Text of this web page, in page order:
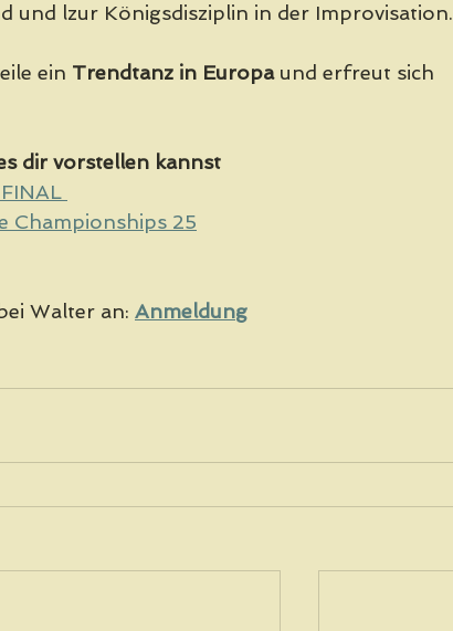
und lzur Königsdisziplin in der Improvisation.
ein Trendtanz in Europa und erfreut sich
dir vorstellen kannst
Championships 25
Walter an: Anmeldung